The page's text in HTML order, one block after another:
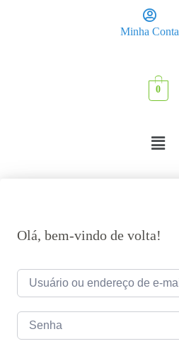
Minha Conta
0
Olá, bem-vindo de volta!